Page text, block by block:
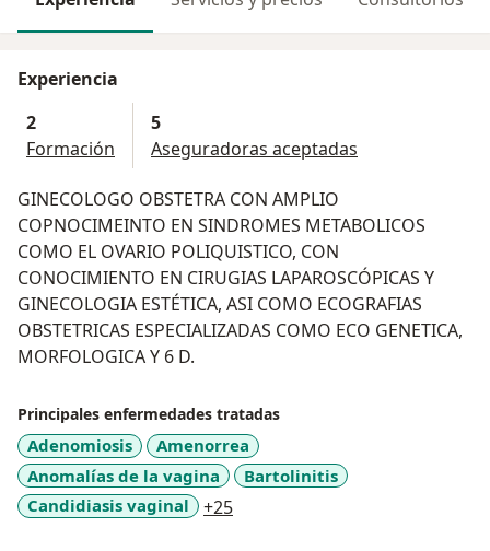
Experiencia
2
Formación
5
Aseguradoras aceptadas
GINECOLOGO OBSTETRA CON AMPLIO
COPNOCIMEINTO EN SINDROMES METABOLICOS
COMO EL OVARIO POLIQUISTICO, CON
CONOCIMIENTO EN CIRUGIAS LAPAROSCÓPICAS Y
GINECOLOGIA ESTÉTICA, ASI COMO ECOGRAFIAS
OBSTETRICAS ESPECIALIZADAS COMO ECO GENETICA,
MORFOLOGICA Y 6 D.
Principales enfermedades tratadas
Adenomiosis
Amenorrea
Anomalías de la vagina
Bartolinitis
Candidiasis vaginal
+25a11y_sr_more_diseases